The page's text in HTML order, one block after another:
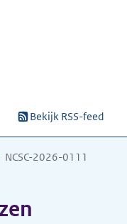
Bekijk RSS-feed
NCSC-2026-0111